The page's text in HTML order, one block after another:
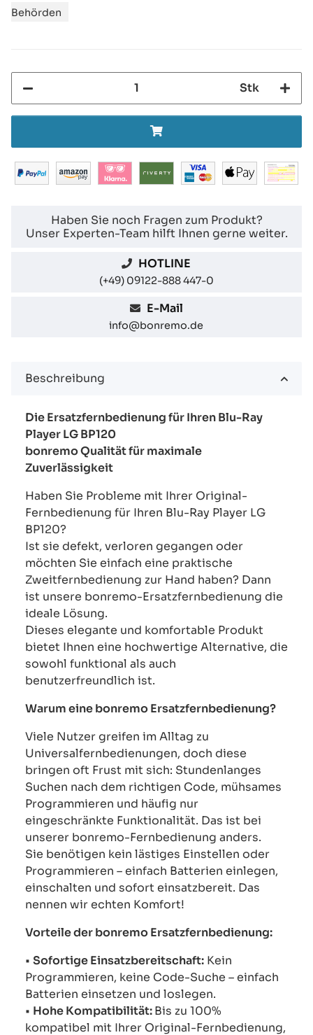
Behörden
Stk
Haben Sie noch Fragen zum Produkt?
Unser Experten-Team hilft Ihnen gerne weiter.
HOTLINE
(+49) 09122-888 447-0
E-Mail
info@bonremo.de
Beschreibung
Die Ersatzfernbedienung für Ihren Blu-Ray
Player LG BP120
bonremo Qualität für maximale
Zuverlässigkeit
Haben Sie Probleme mit Ihrer Original-
Fernbedienung für Ihren Blu-Ray Player LG
BP120?
Ist sie defekt, verloren gegangen oder
möchten Sie einfach eine praktische
Zweitfernbedienung zur Hand haben? Dann
ist unsere bonremo-Ersatzfernbedienung die
ideale Lösung.
Dieses elegante und komfortable Produkt
bietet Ihnen eine hochwertige Alternative, die
sowohl funktional als auch
benutzerfreundlich ist.
Warum eine bonremo Ersatzfernbedienung?
Viele Nutzer greifen im Alltag zu
Universalfernbedienungen, doch diese
bringen oft Frust mit sich: Stundenlanges
Suchen nach dem richtigen Code, mühsames
Programmieren und häufig nur
eingeschränkte Funktionalität. Das ist bei
unserer bonremo-Fernbedienung anders.
Sie benötigen kein lästiges Einstellen oder
Programmieren – einfach Batterien einlegen,
einschalten und sofort einsatzbereit. Das
nennen wir echten Komfort!
Vorteile der bonremo Ersatzfernbedienung:
• Sofortige Einsatzbereitschaft: Kein
Programmieren, keine Code-Suche – einfach
Batterien einsetzen und loslegen.
• Hohe Kompatibilität:Bis zu 100%
kompatibel mit Ihrer Original-Fernbedienung,